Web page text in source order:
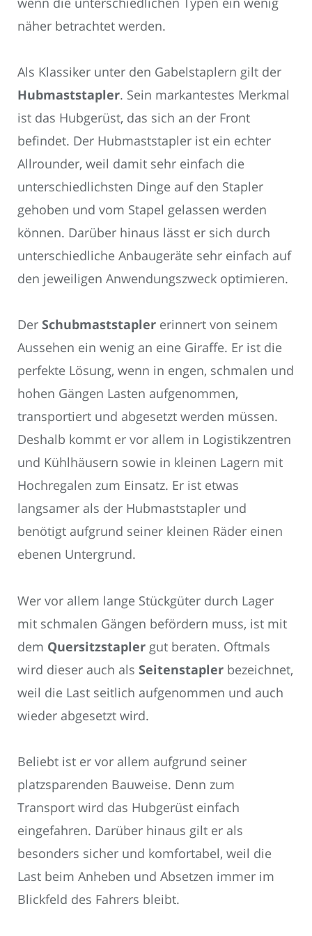
näher betrachtet werden.
Als Klassiker unter den Gabelstaplern gilt der
Hubmaststapler. Sein markantestes Merkmal
ist das Hubgerüst, das sich an der Front
befindet. Der Hubmaststapler ist ein echter
Allrounder, weil damit sehr einfach die
unterschiedlichsten Dinge auf den Stapler
gehoben und vom Stapel gelassen werden
können. Darüber hinaus lässt er sich durch
unterschiedliche Anbaugeräte sehr einfach auf
den jeweiligen Anwendungszweck optimieren.
Der Schubmaststapler erinnert von seinem
Aussehen ein wenig an eine Giraffe. Er ist die
perfekte Lösung, wenn in engen, schmalen und
hohen Gängen Lasten aufgenommen,
transportiert und abgesetzt werden müssen.
Deshalb kommt er vor allem in Logistikzentren
und Kühlhäusern sowie in kleinen Lagern mit
Hochregalen zum Einsatz. Er ist etwas
langsamer als der Hubmaststapler und
benötigt aufgrund seiner kleinen Räder einen
ebenen Untergrund.
Wer vor allem lange Stückgüter durch Lager
mit schmalen Gängen befördern muss, ist mit
dem Quersitzstapler gut beraten. Oftmals
wird dieser auch als Seitenstapler bezeichnet,
weil die Last seitlich aufgenommen und auch
wieder abgesetzt wird.
Beliebt ist er vor allem aufgrund seiner
platzsparenden Bauweise. Denn zum
Transport wird das Hubgerüst einfach
eingefahren. Darüber hinaus gilt er als
besonders sicher und komfortabel, weil die
Last beim Anheben und Absetzen immer im
Blickfeld des Fahrers bleibt.